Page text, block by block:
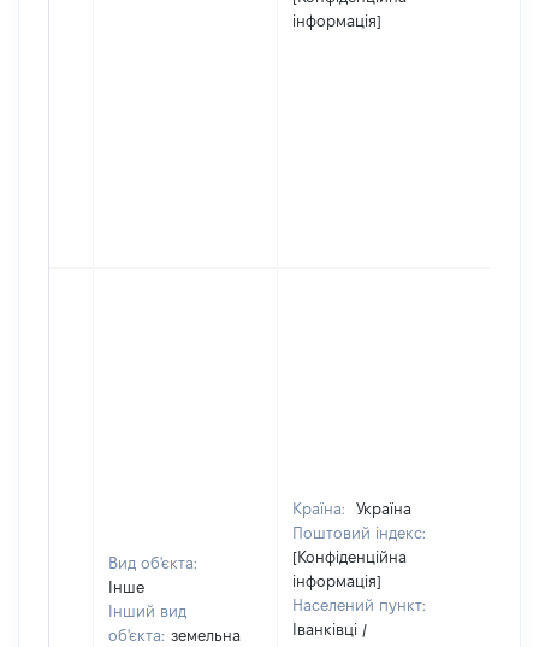
інформація]
Вид об'єкта:
Інше
Інший вид
об'єкта: земельна
Країна:
Україна
Поштовий індекс:
[Конфіденційна
інформація]
Населений пункт:
Іванківці /